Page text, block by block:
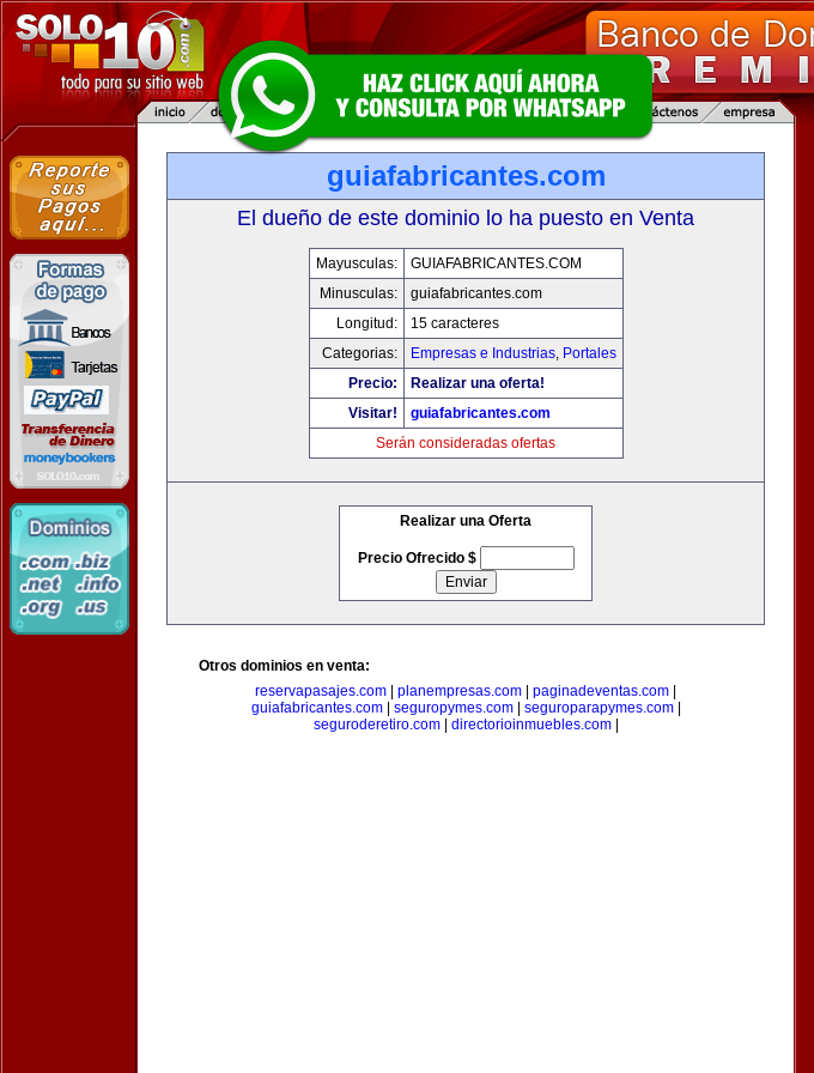
guiafabricantes.com
El dueño de este dominio lo ha puesto en Venta
Mayusculas:
GUIAFABRICANTES.COM
Minusculas:
guiafabricantes.com
Longitud:
15 caracteres
Categorias:
Empresas e Industrias, Portales
Precio:
Realizar una oferta!
Visitar!
guiafabricantes.com
Serán consideradas ofertas
Realizar una Oferta
Precio Ofrecido $
Otros dominios en venta:
reservapasajes.com
planempresas.com paginadeventas.com
guiafabricantes.com| seguropymes.com| seguroparapymes.com|
seguroderetiro.com| directorioinmuebles.com|